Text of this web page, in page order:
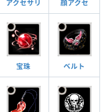
アクセサリ 顔アクセ
宝珠 ベルト